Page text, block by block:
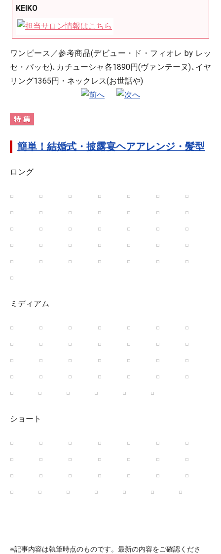
KEIKO
ワンピース／参考商品(デビュー・ド・フィオレ by レッ
セ・パッセ)､カチューシャ各1890円(ヴァンテーヌ)､イヤ
リング1365円・ネックレス(お世話や)
簡単！結婚式・披露宴ヘアアレンジ・髪型
ロング
ミディアム
ショート
※記事内容は執筆時点のものです。最新の内容をご確認くださ